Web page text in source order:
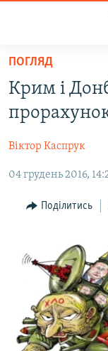
Перейти
основного
матеріалу
Перейти
до
навігації
Перейти
ВОДА.КРИМ
ВІДЕО ТА ФОТО
ПОЛІТИКА
БЛОГИ
ПОГЛЯД
ВСЕ ЗА ДЕНЬ
СПЕЦПРОЕКТИ
ДЕПОРТАЦІЯ
ВІДЕОУРОКИ
ЯК ОБІЙТИ
Русский
ПОГЛЯД
Крим і
Віктор Каспрук
04 грудень 2016,
Поділитись